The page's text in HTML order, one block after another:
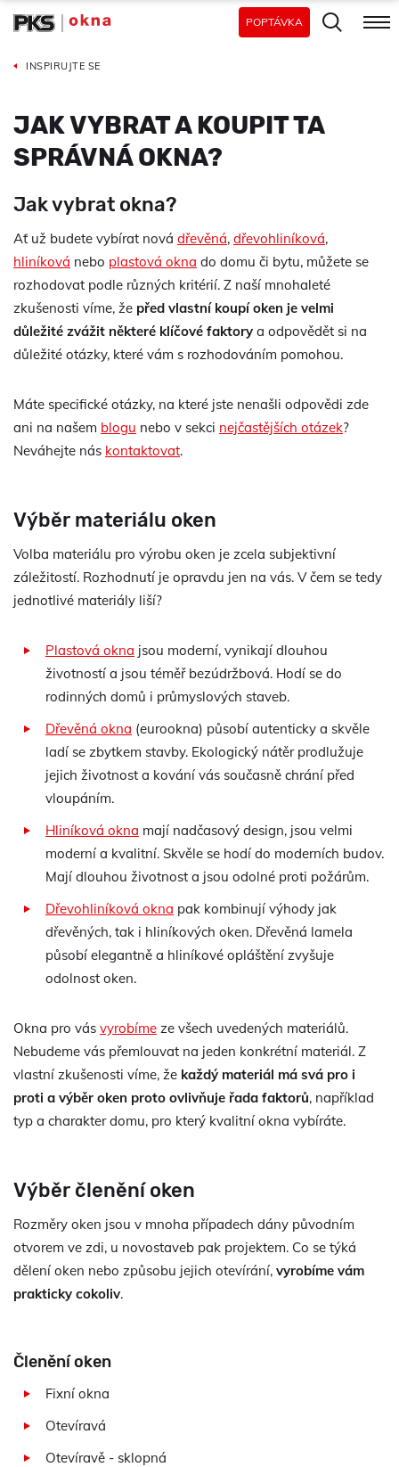
POPTÁVKA
INSPIRUJTE SE
JAK VYBRAT A KOUPIT TA
SPRÁVNÁ OKNA?
Jak vybrat okna?
Ať už budete vybírat nová dřevěná, dřevohliníková,
hliníková nebo plastová okna do domu či bytu, můžete se
rozhodovat podle různých kritérií. Z naší mnohaleté
zkušenosti víme, že před vlastní koupí oken je velmi
důležité zvážit některé klíčové faktory a odpovědět si na
důležité otázky, které vám s rozhodováním pomohou.
Máte specifické otázky, na které jste nenašli odpovědi zde
ani na našem blogu nebo v sekci nejčastějších otázek?
Neváhejte nás kontaktovat.
Výběr materiálu oken
Volba materiálu pro výrobu oken je zcela subjektivní
záležitostí. Rozhodnutí je opravdu jen na vás. V čem se tedy
jednotlivé materiály liší?
Plastová okna jsou moderní, vynikají dlouhou
životností a jsou téměř bezúdržbová. Hodí se do
rodinných domů i průmyslových staveb.
Dřevěná okna (eurookna) působí autenticky a skvěle
ladí se zbytkem stavby. Ekologický nátěr prodlužuje
jejich životnost a kování vás současně chrání před
vloupáním.
Hliníková okna mají nadčasový design, jsou velmi
moderní a kvalitní. Skvěle se hodí do moderních budov.
Mají dlouhou životnost a jsou odolné proti požárům.
Dřevohliníková okna pak kombinují výhody jak
dřevěných, tak i hliníkových oken. Dřevěná lamela
působí elegantně a hliníkové opláštění zvyšuje
odolnost oken.
Okna pro vás vyrobíme ze všech uvedených materiálů.
Nebudeme vás přemlouvat na jeden konkrétní materiál. Z
vlastní zkušenosti víme, že každý materiál má svá pro i
proti a výběr oken proto ovlivňuje řada faktorů, například
typ a charakter domu, pro který kvalitní okna vybíráte.
Výběr členění oken
Rozměry oken jsou v mnoha případech dány původním
otvorem ve zdi, u novostaveb pak projektem. Co se týká
dělení oken nebo způsobu jejich otevírání, vyrobíme vám
prakticky cokoliv.
Členění oken
Fixní okna
Otevíravá
Otevíravě - sklopná